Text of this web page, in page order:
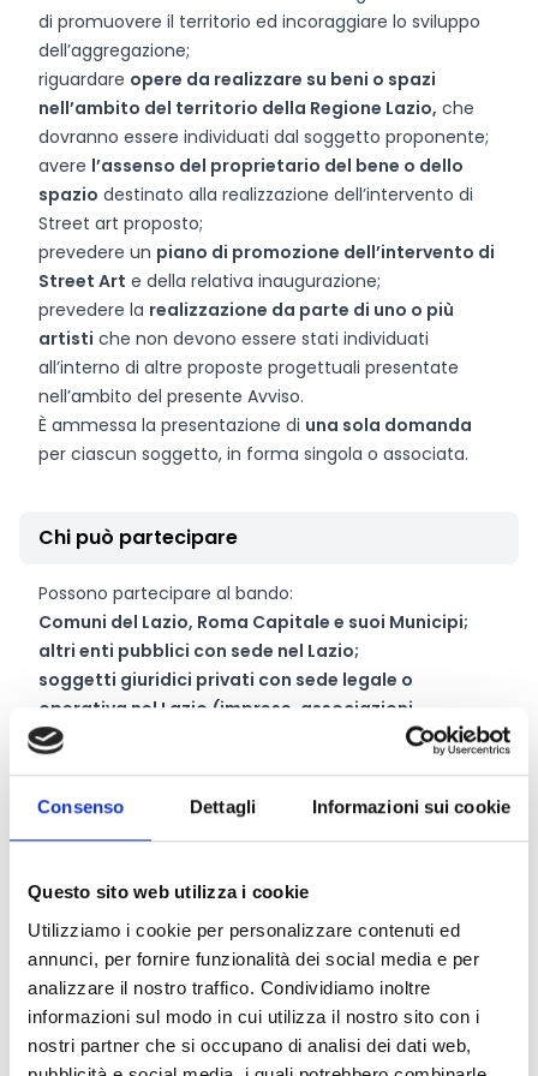
Consenso Dettagli Informazioni sui cookie
Questo sito web utilizza i cookie
Utilizziamo i cookie per personalizzare contenuti ed
annunci, per fornire funzionalità dei social media e per
analizzare il nostro traffico. Condividiamo inoltre
informazioni sul modo in cui utilizza il nostro sito con i
nostri partner che si occupano di analisi dei dati web,
di promuovere il territorio ed incoraggiare lo sviluppo
dell’aggregazione;
riguardare opere da realizzare su beni o spazi
nell’ambito del territorio della Regione Lazio, che
dovranno essere individuati dal soggetto proponente;
avere l’assenso del proprietario del bene o dello
spazio destinato alla realizzazione dell’intervento di
Street art proposto;
prevedere un piano di promozione dell’intervento di
Street Art e della relativa inaugurazione;
prevedere la realizzazione da parte di uno o più
artisti che non devono essere stati individuati
all’interno di altre proposte progettuali presentate
nell’ambito del presente Avviso.
È ammessa la presentazione di una sola domanda
per ciascun soggetto, in forma singola o associata.
Chi può partecipare
Possono partecipare al bando:
Comuni del Lazio, Roma Capitale e suoi Municipi;
altri enti pubblici con sede nel Lazio;
soggetti giuridici privati con sede legale o
operativa nel Lazio (imprese, associazioni,
fondazioni e comitati ed enti equiparati) che
Regione Lazio, siano costituiti da almeno sei mesi
alla
data di pubblicazione dell'avviso e che siano in
È ammessa la presentazione di una sola domanda per
Entità del contributo
La dotazione finanziaria complessiva è pari a200.000